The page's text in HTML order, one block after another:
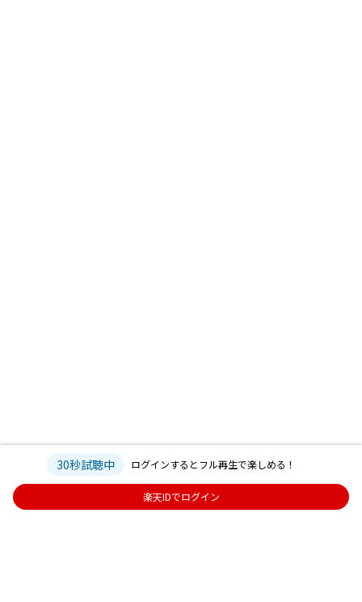
30秒試聴中 ログインするとフル再生で楽しめる！
楽天IDでログイン